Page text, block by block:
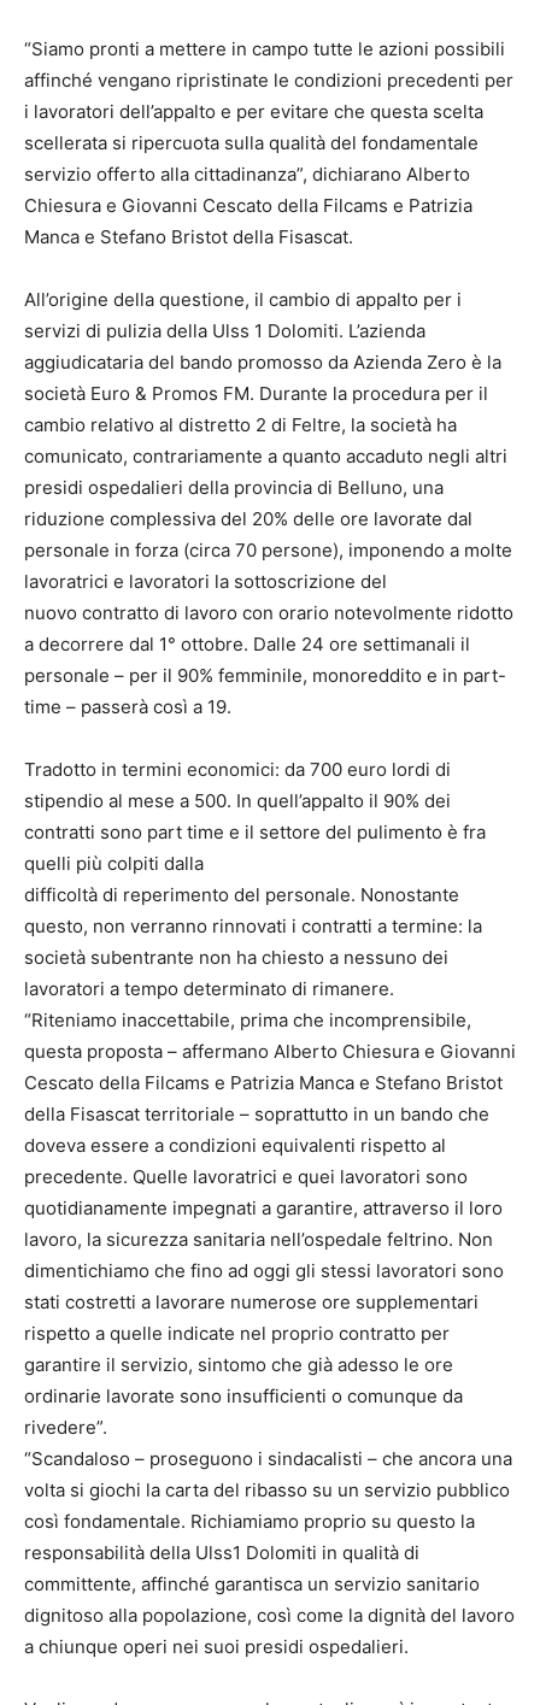
“Siamo pronti a mettere in campo tutte le azioni possibili
affinché vengano ripristinate le condizioni precedenti per
i lavoratori dell’appalto e per evitare che questa scelta
scellerata si ripercuota sulla qualità del fondamentale
servizio offerto alla cittadinanza”, dichiarano Alberto
Chiesura e Giovanni Cescato della Filcams e Patrizia
Manca e Stefano Bristot della Fisascat.
All’origine della questione, il cambio di appalto per i
servizi di pulizia della Ulss 1 Dolomiti. L’azienda
aggiudicataria del bando promosso da Azienda Zero è la
società Euro & Promos FM. Durante la procedura per il
cambio relativo al distretto 2 di Feltre, la società ha
comunicato, contrariamente a quanto accaduto negli altri
presidi ospedalieri della provincia di Belluno, una
riduzione complessiva del 20% delle ore lavorate dal
personale in forza (circa 70 persone), imponendo a molte
lavoratrici e lavoratori la sottoscrizione del
nuovo contratto di lavoro con orario notevolmente ridotto
a decorrere dal 1° ottobre. Dalle 24 ore settimanali il
personale – per il 90% femminile, monoreddito e in part-
time – passerà così a 19.
Tradotto in termini economici: da 700 euro lordi di
stipendio al mese a 500. In quell’appalto il 90% dei
contratti sono part time e il settore del pulimento è fra
quelli più colpiti dalla
difficoltà di reperimento del personale. Nonostante
questo, non verranno rinnovati i contratti a termine: la
società subentrante non ha chiesto a nessuno dei
lavoratori a tempo determinato di rimanere.
“Riteniamo inaccettabile, prima che incomprensibile,
questa proposta – affermano Alberto Chiesura e Giovanni
Cescato della Filcams e Patrizia Manca e Stefano Bristot
della Fisascat territoriale – soprattutto in un bando che
doveva essere a condizioni equivalenti rispetto al
precedente. Quelle lavoratrici e quei lavoratori sono
quotidianamente impegnati a garantire, attraverso il loro
lavoro, la sicurezza sanitaria nell’ospedale feltrino. Non
dimentichiamo che fino ad oggi gli stessi lavoratori sono
stati costretti a lavorare numerose ore supplementari
rispetto a quelle indicate nel proprio contratto per
garantire il servizio, sintomo che già adesso le ore
ordinarie lavorate sono insufficienti o comunque da
rivedere”.
“Scandaloso – proseguono i sindacalisti – che ancora una
volta si giochi la carta del ribasso su un servizio pubblico
così fondamentale. Richiamiamo proprio su questo la
responsabilità della Ulss1 Dolomiti in qualità di
committente, affinché garantisca un servizio sanitario
dignitoso alla popolazione, così come la dignità del lavoro
a chiunque operi nei suoi presidi ospedalieri.